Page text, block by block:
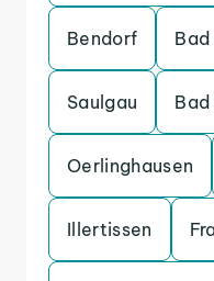
Bendorf
Saulgau Bad
Oerlinghausen
Illertissen